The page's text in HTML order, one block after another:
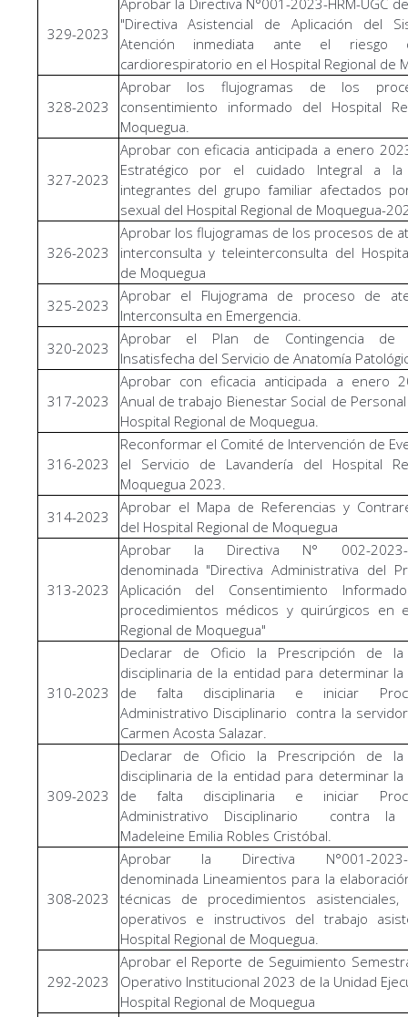
329-2023
"Directiva Asistencial de Aplicación del
Atención inmediata ante el riesgo
cardiorespiratorio en el Hospital Regional de
328-2023
Aprobar los flujogramas de los
consentimiento informado del Hospital
Moquegua.
327-2023
Aprobar con eficacia anticipada a enero
Estratégico por el cuidado Integral a
integrantes del grupo familiar afectados
sexual del Hospital Regional de Moquegua-
326-2023
Aprobar los flujogramas de los procesos de
interconsulta y teleinterconsulta del
de Moquegua
325-2023
Aprobar el Flujograma de proceso de
Interconsulta en Emergencia.
320-2023
Aprobar el Plan de Contingencia de
Insatisfecha del Servicio de Anatomía
317-2023
Aprobar con eficacia anticipada a enero
Anual de trabajo Bienestar Social de
Hospital Regional de Moquegua.
316-2023
Reconformar el Comité de Intervención de
el Servicio de Lavandería del Hospital
Moquegua 2023.
314-2023
Aprobar el Mapa de Referencias y
del Hospital Regional de Moquegua
313-2023
Aprobar la Directiva N° 002-2023-
denominada "Directiva Administrativa del
Aplicación del Consentimiento
procedimientos médicos y quirúrgicos en
Regional de Moquegua"
310-2023
Declarar de Oficio la Prescripción de la
disciplinaria de la entidad para determinar la
de falta disciplinaria e iniciar
Administrativo Disciplinario contra la
Carmen Acosta Salazar.
309-2023
Declarar de Oficio la Prescripción de la
disciplinaria de la entidad para determinar la
de falta disciplinaria e iniciar
Administrativo Disciplinario contra la
Madeleine Emilia Robles Cristóbal.
308-2023
Aprobar la Directiva N°001-2023-
denominada Lineamientos para la
técnicas de procedimientos asistenciales,
operativos e instructivos del trabajo
Hospital Regional de Moquegua.
292-2023
Aprobar el Reporte de Seguimiento
Operativo Institucional 2023 de la Unidad
Hospital Regional de Moquegua